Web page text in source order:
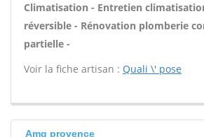
Climatisation - Entretien
réversible - Rénovation plomberie
partielle -
Voir la fiche artisan : Quali \' pose
Amg provence